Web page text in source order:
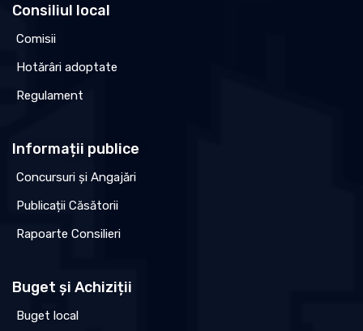
Consiliul local
Comisii
Hotărâri adoptate
Regulament
Informații publice
Concursuri și Angajări
Publicații Căsătorii
Rapoarte Consilieri
Buget și Achiziții
Buget local